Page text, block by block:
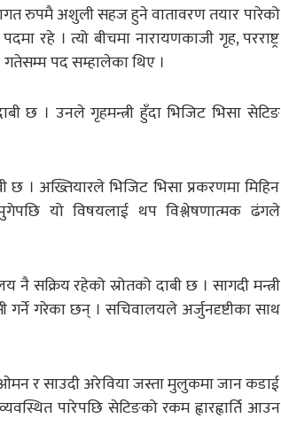
रुपमै अशुली सहज हुने वातावरण तयार पारेको
रहे । त्यो बीचमा नारायणकाजी गृह, परराष्ट्र
पद सम्हालेका थिए ।
छ । उनले गृहमन्त्री हुँदा भिजिट भिसा सेटिङ
छ । अख्तियारले भिजिट भिसा प्रकरणमा मिहिन
यो विषयलाई थप विश्लेषणात्मक ढंगले
रहेको स्रोतको दाबी छ । सागदी मन्त्री
गरेका छन् । सचिवालयले अर्जुनदृष्टीका साथ
र साउदी अरेविया जस्ता मुलुकमा जान कडाई
पारेपछि सेटिङको रकम ह्वारह्वार्ति आउन